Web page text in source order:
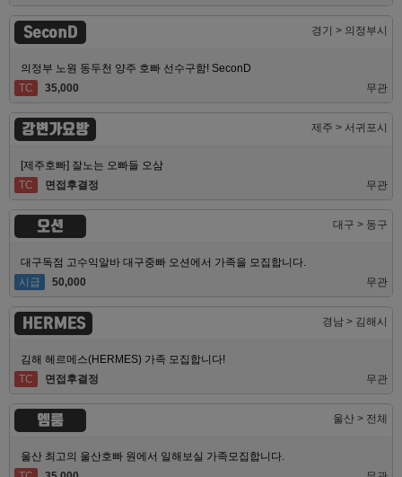
SeconD 경기 > 의정부시
의정부 노원 동두천 양주 호빠 선수구함! SeconD
TC
35,000 무관
강변가요방 제주 > 서귀포시
[제주호빠] 잘노는 오빠들 오삼
TC
면접후결정 무관
오션 대구 > 동구
대구독점 고수익알바 대구중빠 오션에서 가족을 모집합니다.
시급
50,000 무관
HERMES 경남 > 김해시
김해 헤르메스(HERMES) 가족 모집합니다!
TC
면접후결정 무관
엠룸 울산 > 전체
울산 최고의 울산호빠 원에서 일해보실 가족모집합니다.